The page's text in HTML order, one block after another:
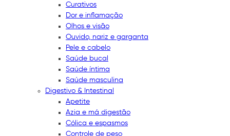
Curativos
Dor e inflamação
Olhos e visão
Ouvido, nariz e garganta
Pele e cabelo
Saúde bucal
Saúde íntima
Saúde masculina
Digestivo & Intestinal
Apetite
Azia e má digestão
Cólica e espasmos
Controle de peso